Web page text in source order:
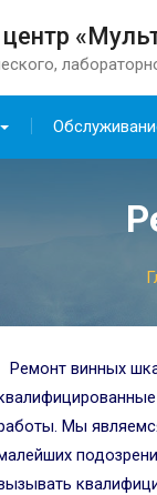
Ремонт винных
Мы